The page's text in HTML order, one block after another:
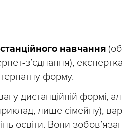
навчання
з’єднання),
форму.
дистанційній формі,
лише сімейну),
освіти. Вони